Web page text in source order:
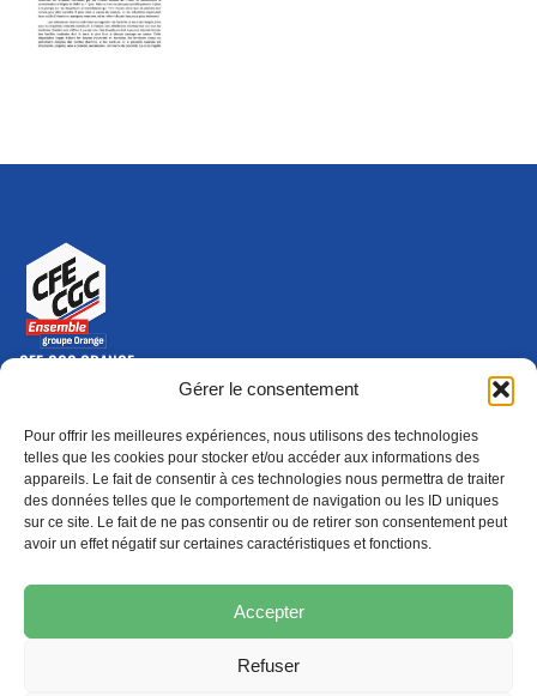
Gérer le consentement
Pour offrir les meilleures expériences, nous utilisons des technologies
telles que les cookies pour stocker et/ou accéder aux informations des
appareils. Le fait de consentir à ces technologies nous permettra de traiter
des données telles que le comportement de navigation ou les ID uniques
sur ce site. Le fait de ne pas consentir ou de retirer son consentement peut
avoir un effet négatif sur certaines caractéristiques et fonctions.
Accepter
Refuser
CFE-CGC ORANGE
10-12 rue Saint Amand, 75015 Paris Cedex 15
Nous contacter
01 46 79 28 74
S'ABONNER(NOUVELLE FENÊTRE)
ADHÉRER
Épargne
(nouvelle fenêtre) Formation
(nouvelle fenêtre)